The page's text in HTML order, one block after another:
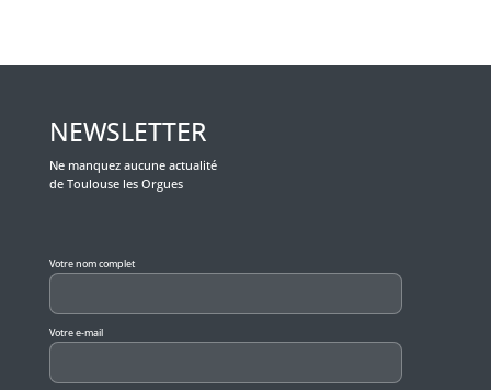
NEWSLETTER
Ne manquez aucune actualité
de Toulouse les Orgues
Votre nom complet
Votre e-mail